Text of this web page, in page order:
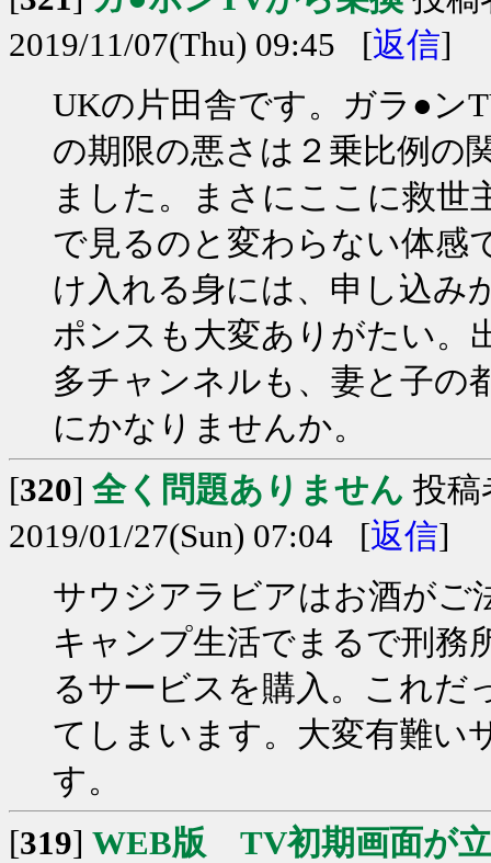
2019/11/07(Thu) 09:45 [返信]
UKの片田舎です。ガラ●ン
の期限の悪さは２乗比例の
ました。まさにここに救世
で見るのと変わらない体感
け入れる身には、申し込み
ポンスも大変ありがたい。
多チャンネルも、妻と子の
にかなりませんか。
[320] 全く問題ありません 投稿
2019/01/27(Sun) 07:04 [返信]
サウジアラビアはお酒がご
キャンプ生活でまるで刑務
るサービスを購入。これだ
てしまいます。大変有難い
す。
[319] WEB版 TV初期画面が